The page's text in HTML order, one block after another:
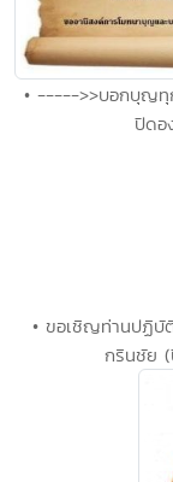
• ----->>บอกบุญทุก
ปิดอ
• ขอเชิญท่านปฏิบั
กรินชัย